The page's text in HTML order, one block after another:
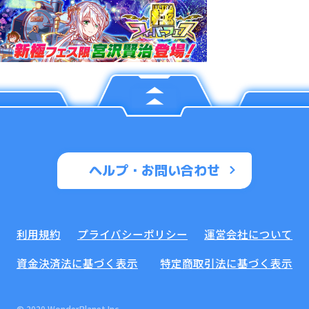
ヘルプ・お問い合わせ
利用規約 プライバシーポリシー
運営会社について
資金決済法に基づく表示
特定商取引法に基づく表示